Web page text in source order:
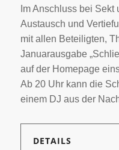
Im Anschluss bei
Austausch und
mit allen Beteiligten,
Januarausgabe
auf der Homepage
Ab 20 Uhr kann die
einem DJ aus der
DETAILS